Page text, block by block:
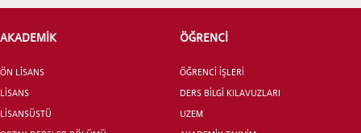
LİSANSÜSTÜ EĞİTİM ENSTİTÜSÜ
AKADEMİK
ÖN LİSANS
LİSANS
LİSANSÜSTÜ
ÖĞRENCİ
ÖĞRENCİ İŞLERİ
DERS BİLGİ KILAVUZLARI
UZEM